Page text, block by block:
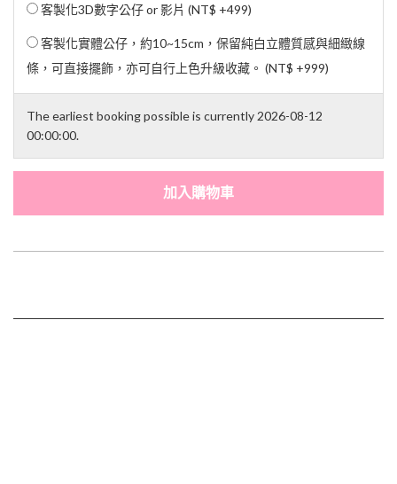
客製化3D數字公仔 or 影片 (NT$ +499)
客製化實體公仔，約10~15cm，保留純白立體質感與細緻線
條，可直接擺飾，亦可自行上色升級收藏。 (NT$ +999)
The earliest booking possible is currently 2026-08-12
00:00:00.
加入購物車